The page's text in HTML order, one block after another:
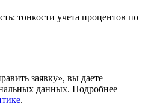
тонкости учета процентов по
заявку», вы даете
данных. Подробнее
.